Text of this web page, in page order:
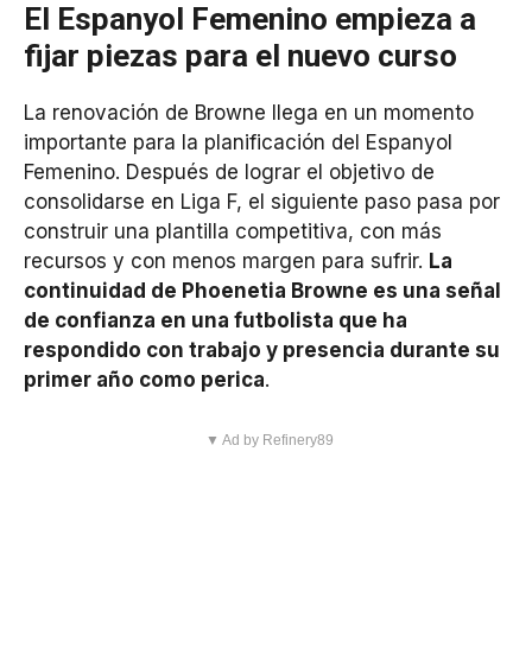
El Espanyol Femenino empieza a
fijar piezas para el nuevo curso
La renovación de Browne llega en un momento
importante para la planificación del Espanyol
Femenino. Después de lograr el objetivo de
consolidarse en Liga F, el siguiente paso pasa por
construir una plantilla competitiva, con más
recursos y con menos margen para sufrir. La
continuidad de Phoenetia Browne es una señal
de confianza en una futbolista que ha
respondido con trabajo y presencia durante su
primer año como perica.
▼ Ad by Refinery89